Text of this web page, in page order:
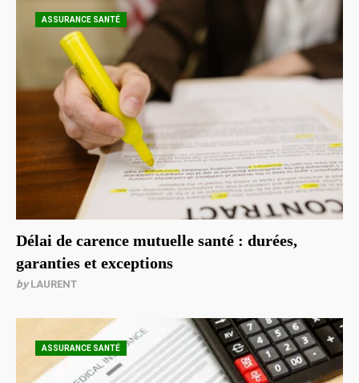
ASSURANCE SANTÉ
Délai de carence mutuelle santé : durées,
garanties et exceptions
byLAURENT
ASSURANCE SANTÉ